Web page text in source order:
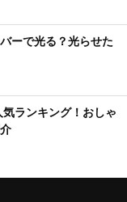
ーで光る？光らせた
気ランキング！おしゃ